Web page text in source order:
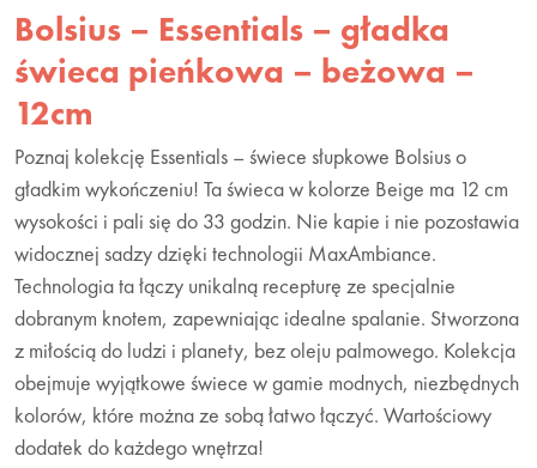
Bolsius – Essentials – gładka
świeca pieńkowa – beżowa –
12cm
Poznaj kolekcję Essentials – świece słupkowe Bolsius o
gładkim wykończeniu! Ta świeca w kolorze Beige ma 12 cm
wysokości i pali się do 33 godzin. Nie kapie i nie pozostawia
widocznej sadzy dzięki technologii MaxAmbiance.
Technologia ta łączy unikalną recepturę ze specjalnie
dobranym knotem, zapewniając idealne spalanie. Stworzona
z miłością do ludzi i planety, bez oleju palmowego. Kolekcja
obejmuje wyjątkowe świece w gamie modnych, niezbędnych
kolorów, które można ze sobą łatwo łączyć. Wartościowy
dodatek do każdego wnętrza!